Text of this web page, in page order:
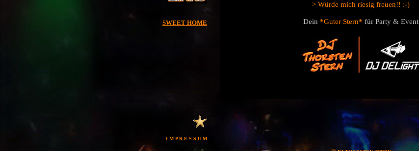
SWEET HOME
> Würde mich riesig freuen!! :-)
Dein *Guter Stern* für Party & Event
I M P R E S S U M